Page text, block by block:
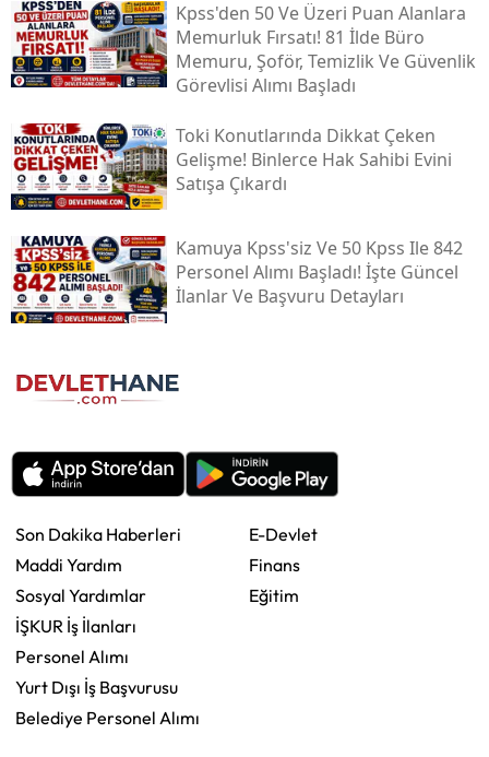
Kpss'den 50 Ve Üzeri Puan Alanlara
Memurluk Fırsatı! 81 İlde Büro
Memuru, Şoför, Temizlik Ve Güvenlik
Görevlisi Alımı Başladı
Toki̇ Konutlarında Dikkat Çeken
Gelişme! Binlerce Hak Sahibi Evini
Satışa Çıkardı
Kamuya Kpss'siz Ve 50 Kpss Ile 842
Personel Alımı Başladı! İşte Güncel
İlanlar Ve Başvuru Detayları
Son Dakika Haberleri
Maddi Yardım
Sosyal Yardımlar
İŞKUR İş İlanları
Personel Alımı
Yurt Dışı İş Başvurusu
Belediye Personel Alımı
E-Devlet
Finans
Eğitim